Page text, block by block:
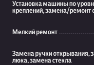
Установка машины по
креплений, замена/ремонт
Мелкий ремонт
Замена ручки открывания,
люка, замена стекла